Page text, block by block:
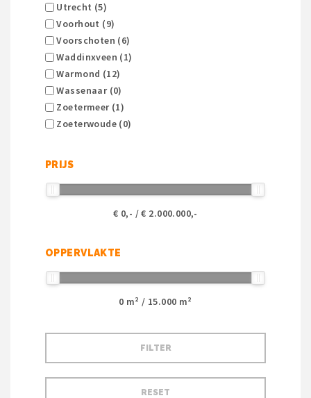
Utrecht (5)
Voorhout (9)
Voorschoten (6)
Waddinxveen (1)
Warmond (12)
Wassenaar (0)
Zoetermeer (1)
Zoeterwoude (0)
PRIJS
€ 0,- / € 2.000.000,-
OPPERVLAKTE
0 m² / 15.000 m²